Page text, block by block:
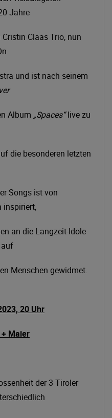
Jahre
Claas Trio, nun
und ist nach seinem
ver
Album „Spaces“live zu
die besonderen letzten
Songs ist von
inspiriert,
an die Langzeit-Idole
auf
Menschen gewidmet.
20 Uhr
Maier
der 3 Tiroler